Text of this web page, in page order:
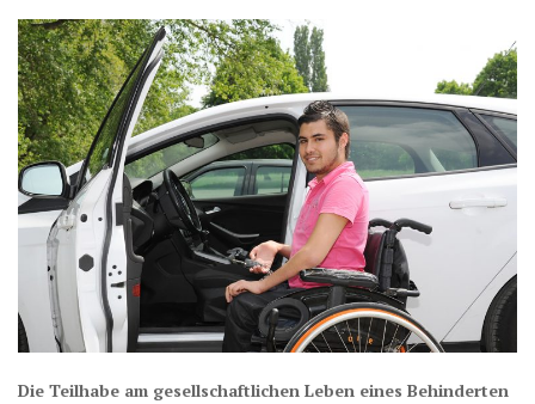
Die Teilhabe am gesellschaftlichen Leben eines Behinderten